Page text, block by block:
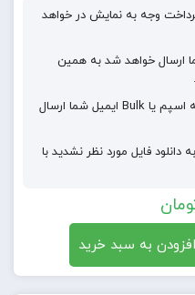
پرداخت وجه به نمایش در خواهد
ارسال خواهد شد به همین
ممکن است ایمیل ارسالی به پوشه اسپم یا Bulk ایمیل شما ارسال
فایل مورد نظر نشدید با
افزودن به سبد خرید